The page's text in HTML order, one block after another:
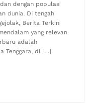
dengan populasi
dunia. Di tengah
Berita Terkini
yang relevan
adalah
Tenggara, di […]